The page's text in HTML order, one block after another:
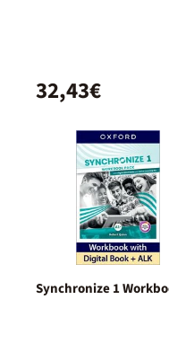
32,43€
Synchronize 1